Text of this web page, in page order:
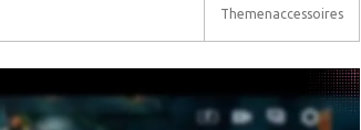
Themenaccessoires